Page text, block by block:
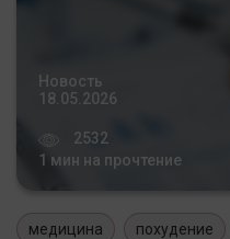
Новость
18.05.2026
2532
1 мин на прочтение
медицина похудение